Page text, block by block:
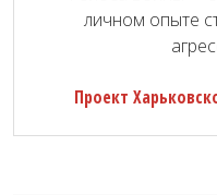
личном опыте
Проект